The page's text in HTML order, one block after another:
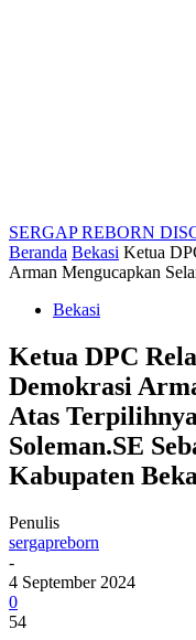
SERGAP REBORN
Beranda Bekasi Ketua
Arman Mengucapkan
Bekasi
Ketua DPC
Demokrasi
Atas
Soleman.SE
Kabupaten
Penulis
sergapreborn
-
4 September 2024
0
54